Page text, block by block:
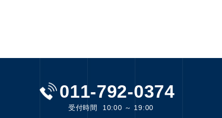
011-792-0374
受付時間 10:00 ～ 19:00